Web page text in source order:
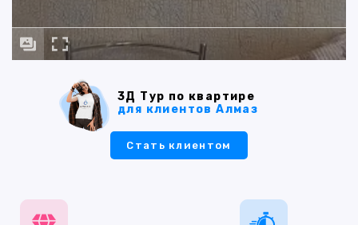
3Д Тур по квартире
для клиентов Алмаз
Стать клиентом